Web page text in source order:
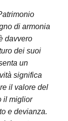
di armonia
davvero
dei suoi
un
significa
il valore del
il miglior
e devianza.